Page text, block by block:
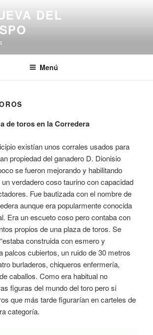
DEL
Menú
de toros en la Corredera
existían unos corrales usados para
propiedad del ganadero D. Dionisio
se fueron mejorando y habilitando
verdadero coso taurino con capacidad
Fue bautizada con el nombre de
aunque era popularmente conocida
Era un escueto coso pero contaba con
propios de una plaza de toros. Se
construida con esmero y
palcos cubiertos, un ruido de 30 metros
burladeros, chiqueros enfermería,
caballos. Como era habitual no
figuras del mundo del toro pero si
que más tarde figurarían en carteles de
categoría.